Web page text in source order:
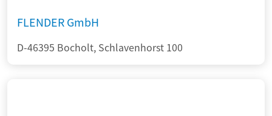
FLENDER GmbH
D-46395 Bocholt, Schlavenhorst 100